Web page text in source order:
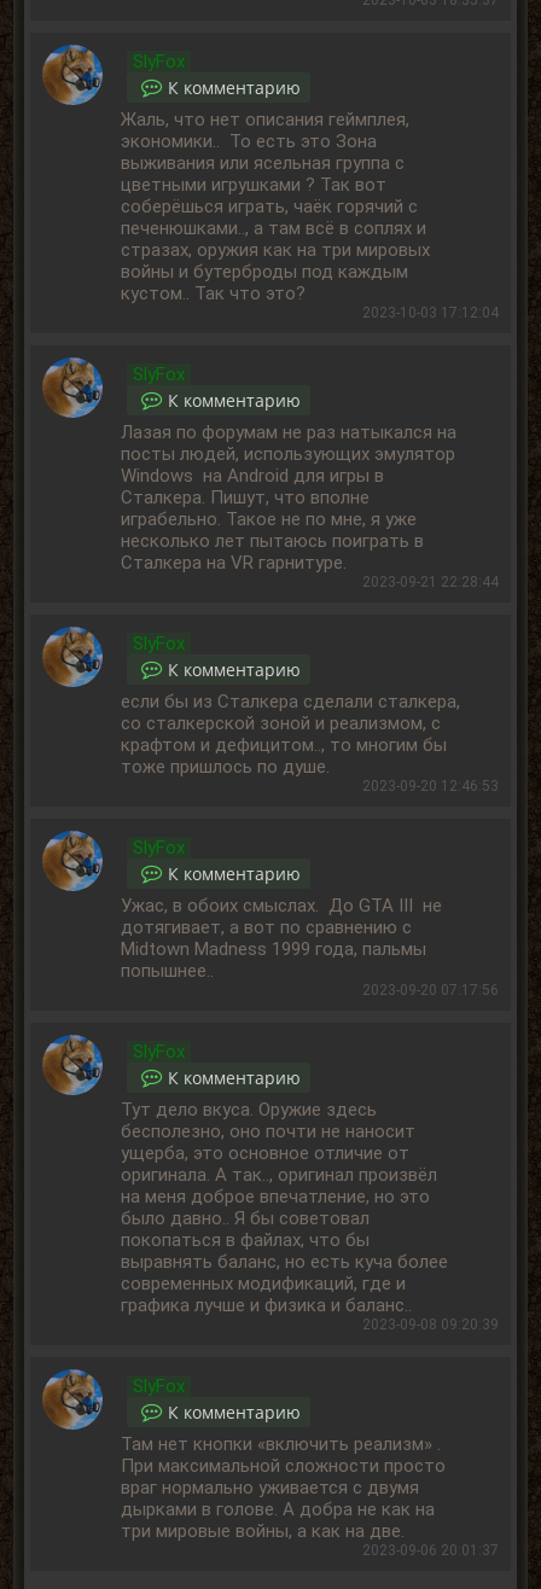
SlyFox
К комментарию
Жаль, что нет описания геймплея,
экономики.. То есть это Зона
выживания или ясельная группа с
цветными игрушками ? Так вот
соберёшься играть, чаёк горячий с
печенюшками.., а там всё в соплях и
стразах, оружия как на три мировых
войны и бутерброды под каждым
кустом.. Так что это?
2023-10-03 17:12:04
SlyFox
К комментарию
Лазая по форумам не раз натыкался на
посты людей, использующих эмулятор
Windows на Android для игры в
Сталкера. Пишут, что вполне
играбельно. Такое не по мне, я уже
несколько лет пытаюсь поиграть в
Сталкера на VR гарнитуре.
2023-09-21 22:28:44
SlyFox
К комментарию
если бы из Сталкерa сделали сталкера,
со сталкерской зоной и реализмом, с
крафтом и дефицитом.., то многим бы
тоже пришлось по душе.
2023-09-20 12:46:53
SlyFox
К комментарию
Ужас, в обоих смыслах. До GTA III не
дотягивает, а вот по сравнению с
Midtown Madness 1999 года, пальмы
попышнее..
2023-09-20 07:17:56
SlyFox
К комментарию
Тут дело вкуса. Оружие здесь
бесполезно, оно почти не наносит
ущерба, это основное отличие от
оригинала. А так.., оригинал произвёл
на меня доброе впечатление, но это
было давно.. Я бы советовал
покопаться в файлах, что бы
выравнять баланс, но есть куча более
современных модификаций, где и
графика лучше и физика и баланс..
2023-09-08 09:20:39
SlyFox
К комментарию
Там нет кнопки «включить реализм» .
При максимальной сложности просто
враг нормально уживается с двумя
дырками в голове. А добра не как на
три мировые войны, а как на две.
2023-09-06 20:01:37